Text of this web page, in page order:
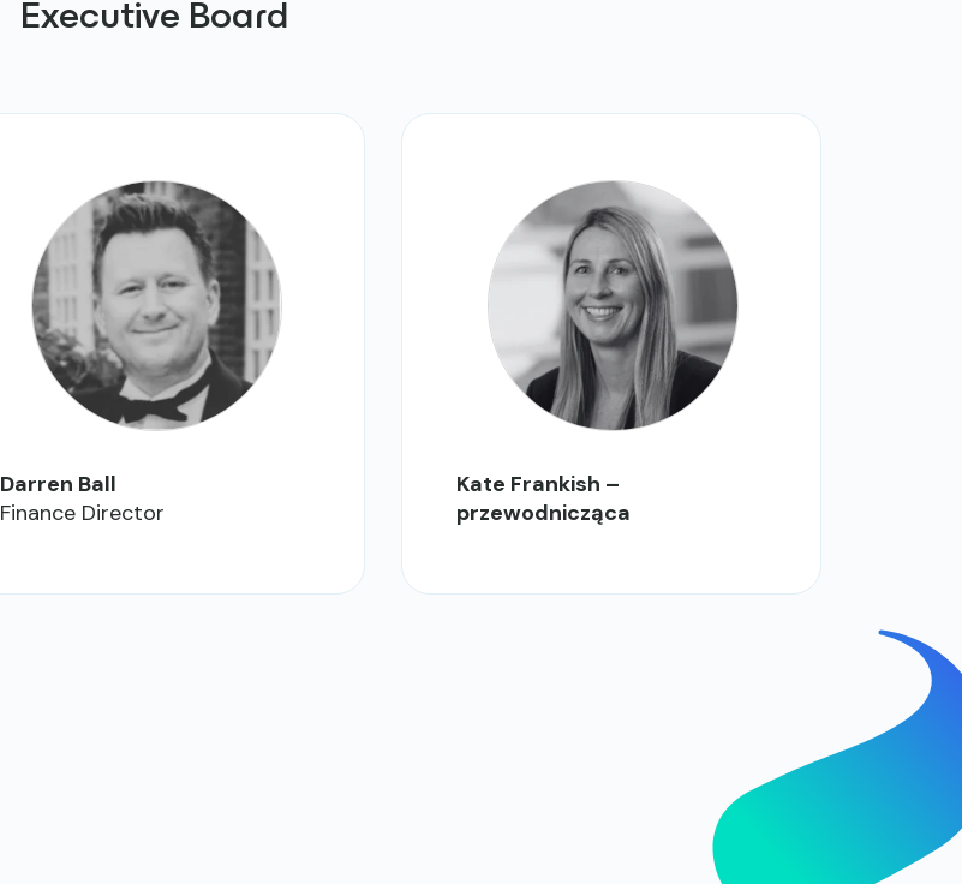
Executive Board
Darren Ball
Finance Director
Kate Frankish –
przewodnicząca